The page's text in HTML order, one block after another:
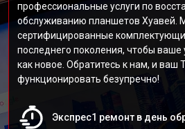
профессиональные услуги по
обслуживанию планшетов Хуавей.
сертифицированные
последнего поколения, чтобы ваше
как новое. Обратитесь к нам, и ваш
функционировать безупречно!
Экспрес1 ремонт в день